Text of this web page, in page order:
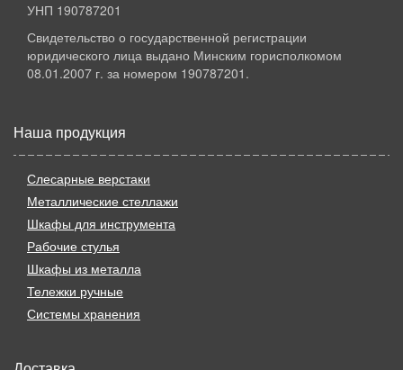
УНП 190787201
Свидетельство о государственной регистрации
юридического лица выдано Минским горисполкомом
08.01.2007 г. за номером 190787201.
Наша продукция
Слесарные верстаки
Металлические стеллажи
Шкафы для инструмента
Рабочие стулья
Шкафы из металла
Тележки ручные
Системы хранения